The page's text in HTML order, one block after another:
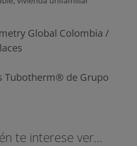
Global Colombia /
Tubotherm® de Grupo
te interese ver...